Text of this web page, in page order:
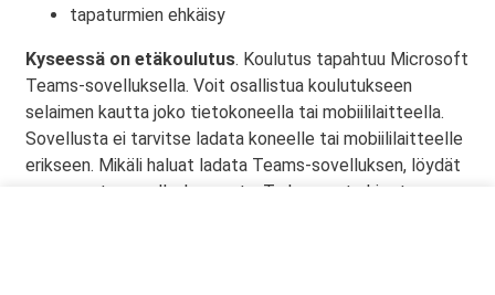
tapaturmien ehkäisy
Kyseessä on etäkoulutus. Koulutus tapahtuu Microsoft
Teams-sovelluksella. Voit osallistua koulutukseen
selaimen kautta joko tietokoneella tai mobiililaitteella.
Sovellusta ei tarvitse ladata koneelle tai mobiililaitteelle
erikseen. Mikäli haluat ladata Teams-sovelluksen, löydät
sen omasta sovelluskaupasta. Tarkemmat ohjeet